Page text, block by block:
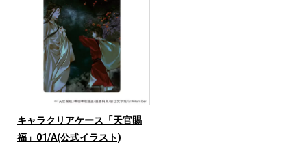
キャラクリアケース「天官賜
福」01/A(公式イラスト)